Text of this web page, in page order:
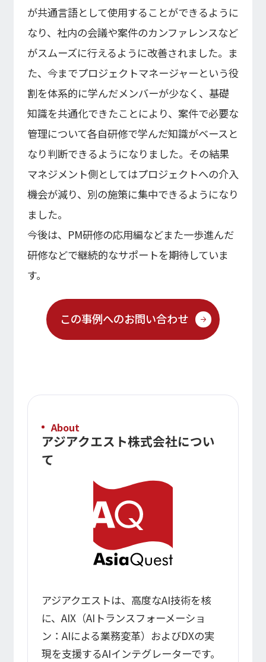
が共通言語として使用することができるように
なり、社内の会議や案件のカンファレンスなど
がスムーズに行えるように改善されました。ま
た、今までプロジェクトマネージャーという役
割を体系的に学んだメンバーが少なく、基礎
知識を共通化できたことにより、案件で必要な
管理について各自研修で学んだ知識がベースと
なり判断できるようになりました。その結果
マネジメント側としてはプロジェクトへの介入
機会が減り、別の施策に集中できるようになり
ました。
今後は、PM研修の応用編などまた一歩進んだ
研修などで継続的なサポートを期待していま
す。
この事例へのお問い合わせ
About
アジアクエスト株式会社につい
て
アジアクエストは、高度なAI技術を核
に、AIX（AIトランスフォーメーショ
ン：AIによる業務変革）およびDXの実
現を支援するAIインテグレーターです。